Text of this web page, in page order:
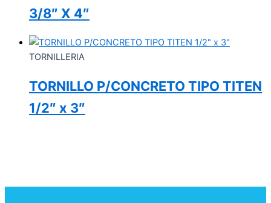
3/8″ X 4″
TORNILLERIA
TORNILLO P/CONCRETO TIPO TITEN
1/2″ x 3″